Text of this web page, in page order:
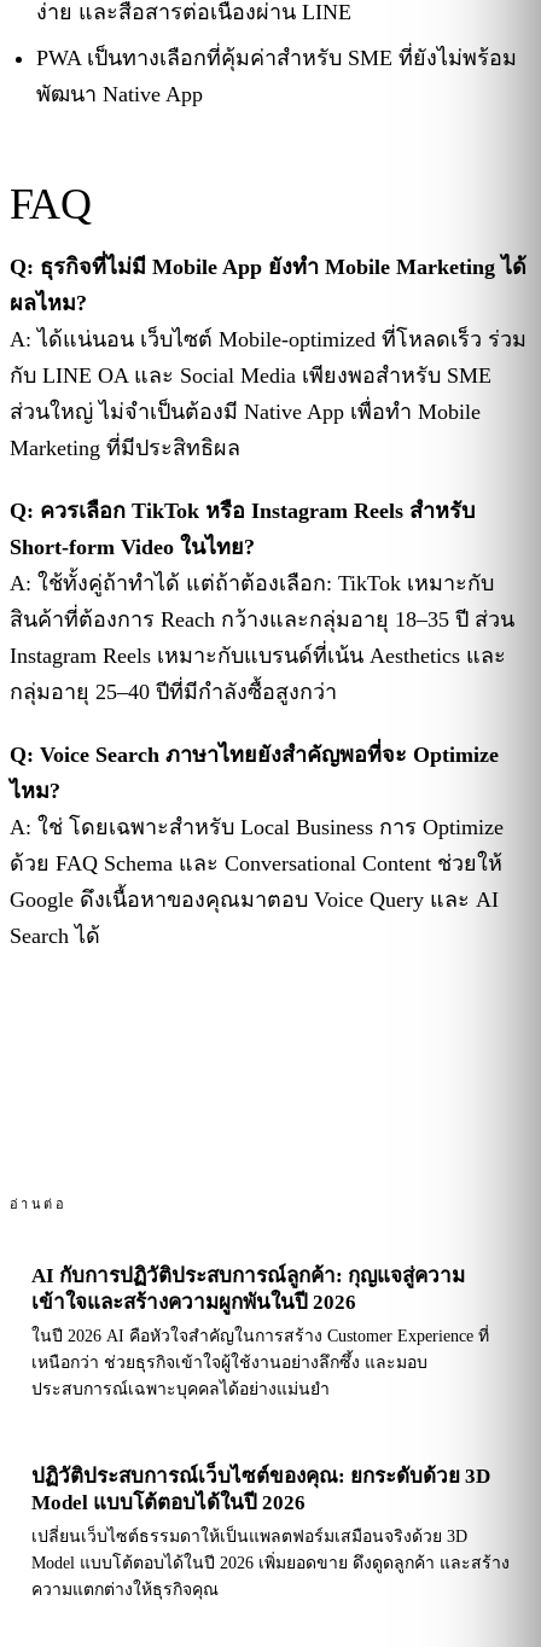
ง่าย และสื่อสารต่อเนื่องผ่าน LINE
PWA เป็นทางเลือกที่คุ้มค่าสำหรับ SME ที่ยังไม่พร้อม
พัฒนา Native App
FAQ
Q: ธุรกิจที่ไม่มี Mobile App ยังทำ Mobile Marketing ได้
ผลไหม?
A: ได้แน่นอน เว็บไซต์ Mobile-optimized ที่โหลดเร็ว ร่วม
กับ LINE OA และ Social Media เพียงพอสำหรับ SME
ส่วนใหญ่ ไม่จำเป็นต้องมี Native App เพื่อทำ Mobile
Marketing ที่มีประสิทธิผล
Q: ควรเลือก TikTok หรือ Instagram Reels สำหรับ
Short-form Video ในไทย?
A: ใช้ทั้งคู่ถ้าทำได้ แต่ถ้าต้องเลือก: TikTok เหมาะกับ
สินค้าที่ต้องการ Reach กว้างและกลุ่มอายุ 18–35 ปี ส่วน
Instagram Reels เหมาะกับแบรนด์ที่เน้น Aesthetics และ
กลุ่มอายุ 25–40 ปีที่มีกำลังซื้อสูงกว่า
Q: Voice Search ภาษาไทยยังสำคัญพอที่จะ Optimize
ไหม?
A: ใช่ โดยเฉพาะสำหรับ Local Business การ Optimize
ด้วย FAQ Schema และ Conversational Content ช่วยให้
Google ดึงเนื้อหาของคุณมาตอบ Voice Query และ AI
Search ได้
อ่านต่อ
AI กับการปฏิวัติประสบการณ์ลูกค้า: กุญแจสู่ความ
เข้าใจและสร้างความผูกพันในปี 2026
ในปี 2026 AI คือหัวใจสำคัญในการสร้าง Customer Experience ที่
เหนือกว่า ช่วยธุรกิจเข้าใจผู้ใช้งานอย่างลึกซึ้ง และมอบ
ประสบการณ์เฉพาะบุคคลได้อย่างแม่นยำ
ปฏิวัติประสบการณ์เว็บไซต์ของคุณ: ยกระดับด้วย 3D
Model แบบโต้ตอบได้ในปี 2026
เปลี่ยนเว็บไซต์ธรรมดาให้เป็นแพลตฟอร์มเสมือนจริงด้วย 3D
Model แบบโต้ตอบได้ในปี 2026 เพิ่มยอดขาย ดึงดูดลูกค้า และสร้าง
ความแตกต่างให้ธุรกิจคุณ